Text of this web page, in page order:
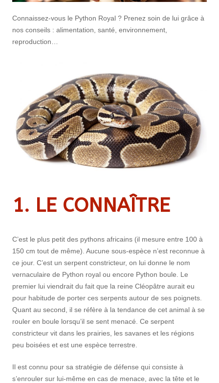
Connaissez-vous le Python Royal ? Prenez soin de lui grâce à
nos conseils : alimentation, santé, environnement,
reproduction…
1. LE CONNAÎTRE
C’est le plus petit des pythons africains (il mesure entre 100 à
150 cm tout de même). Aucune sous-espèce n’est reconnue à
ce jour. C’est un serpent constricteur, on lui donne le nom
vernaculaire de Python royal ou encore Python boule. Le
premier lui viendrait du fait que la reine Cléopâtre aurait eu
pour habitude de porter ces serpents autour de ses poignets.
Quant au second, il se réfère à la tendance de cet animal à se
rouler en boule lorsqu’il se sent menacé. Ce serpent
constricteur vit dans les prairies, les savanes et les régions
peu boisées et est une espèce terrestre.
Il est connu pour sa stratégie de défense qui consiste à
s’enrouler sur lui-même en cas de menace, avec la tête et le